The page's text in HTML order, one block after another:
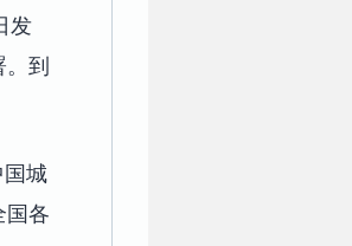
发
到
国城
国各